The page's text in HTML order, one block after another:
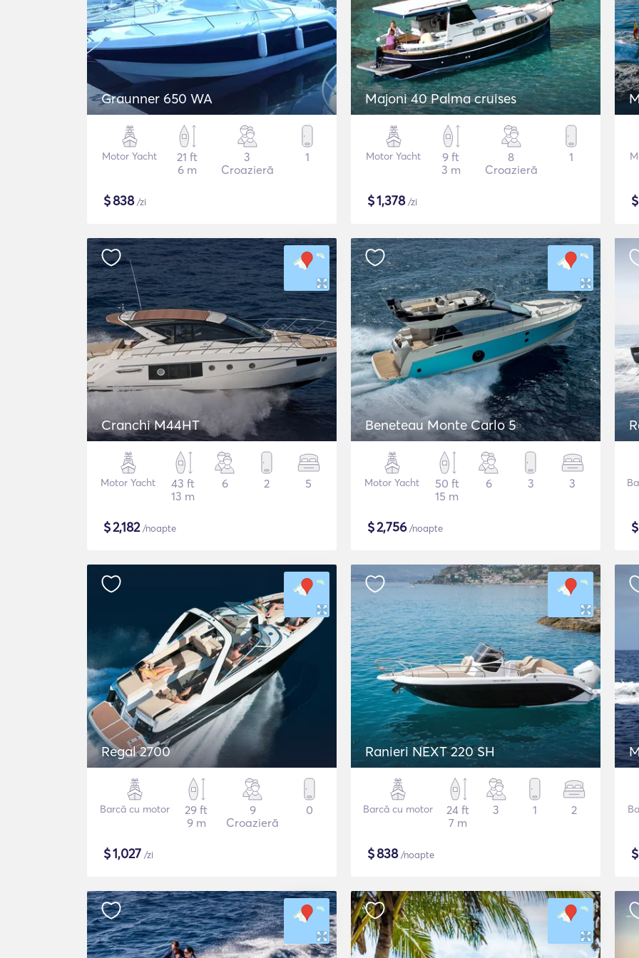
Graunner 650 WA
Motor Yacht
21 ft
6 m
3
Croazieră
1
$838/zi
Majoni 40 Palma cruises
Motor Yacht
9 ft
3 m
8
Croazieră
1
$1,378/zi
Cranchi M44HT
Motor Yacht
43 ft
13 m
6 2 5
$2,182/noapte
Beneteau Monte Carlo 5
Motor Yacht
50 ft
15 m
6 3 3
$2,756/noapte
Regal 2700
Barcă cu motor
29 ft
9 m
9
Croazieră
0
$1,027 /zi
Ranieri NEXT 220 SH
Barcă cu motor
24 ft
7 m
3 1 2
$838/noapte